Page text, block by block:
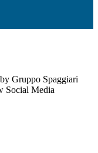
Gruppo Spaggiari
Social Media